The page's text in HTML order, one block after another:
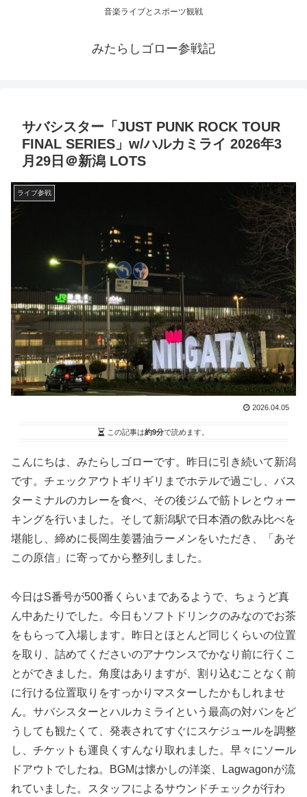
音楽ライブとスポーツ観戦
みたらしゴロー参戦記
サバシスター「JUST PUNK ROCK TOUR
FINAL SERIES」w/ハルカミライ 2026年3
月29日＠新潟 LOTS
ライブ参戦
2026.04.05
この記事は約9分で読めます。
こんにちは、みたらしゴローです。昨日に引き続いて新潟
です。チェックアウトギリギリまでホテルで過ごし、バス
ターミナルのカレーを食べ、その後ジムで筋トレとウォー
キングを行いました。そして新潟駅で日本酒の飲み比べを
堪能し、締めに長岡生姜醤油ラーメンをいただき、「あそ
この原信」に寄ってから整列しました。
今日はS番号が500番くらいまであるようで、ちょうど真
ん中あたりでした。今日もソフトドリンクのみなのでお茶
をもらって入場します。昨日とほとんど同じくらいの位置
を取り、詰めてくださいのアナウンスでかなり前に行くこ
とができました。角度はありますが、割り込むことなく前
に行ける位置取りをすっかりマスターしたかもしれませ
ん。サバシスターとハルカミライという最高の対バンをど
うしても観たくて、発表されてすぐにスケジュールを調整
し、チケットも運良くすんなり取れました。早々にソール
ドアウトでしたね。BGMは懐かしの洋楽、Lagwagonが流
れていました。スタッフによるサウンドチェックが行わ